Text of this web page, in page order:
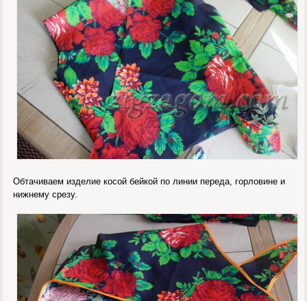
Обтачиваем изделие косой бейкой по линии переда, горловине и
нижнему срезу.